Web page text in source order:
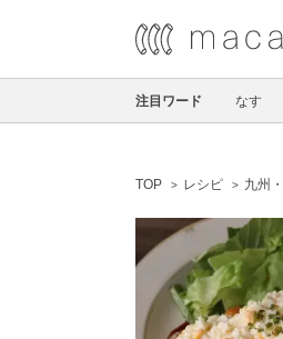
注目ワード なす
TOP レシピ 九州